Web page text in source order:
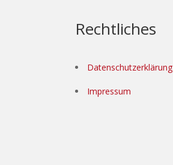
Rechtliches
Datenschutzerklärung
Impressum